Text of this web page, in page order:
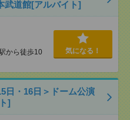
武道館[アルバイト]
から徒歩10
気になる！
日・16日＞ドーム公演
]